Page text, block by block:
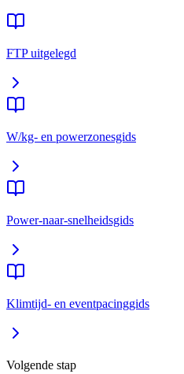
FTP uitgelegd
W/kg- en powerzonesgids
Power-naar-snelheidsgids
Klimtijd- en eventpacinggids
Volgende stap